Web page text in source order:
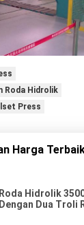
Roda Hidrolik
Press
Harga
Roda Hidrolik
Dengan Dua Troli